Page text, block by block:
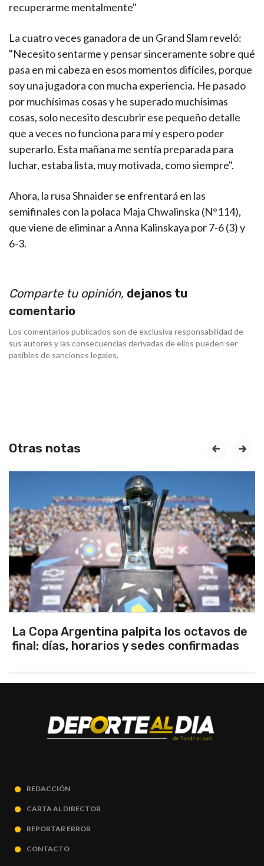
recuperarme mentalmente"
La cuatro veces ganadora de un Grand Slam reveló:
"Necesito sentarme y pensar sinceramente sobre qué
pasa en mi cabeza en esos momentos difíciles, porque
soy una jugadora con mucha experiencia. He pasado
por muchísimas cosas y he superado muchísimas
cosas, solo necesito descubrir ese pequeño detalle
que a veces no funciona para mí y espero poder
superarlo. Esta mañana me sentía preparada para
luchar, estaba lista, muy motivada, como siempre".
Ahora, la rusa Shnaider se enfrentará en las
semifinales con la polaca Maja Chwalinska (N°114),
que viene de eliminar a Anna Kalinskaya por 7-6 (3) y
6-3.
Comparte tu opinión, dejanos tu
comentario
Los comentarios publicados son de exclusiva responsabilidad de
sus autores y las consecuencias derivadas de ellos pueden ser
pasibles de sanciones legales.
Otras notas
de
Los seleccionados Sub 15 y Sub
Tandil ganaron en el debut
prev next
REDACCIÓN
CARTA AL DIRECTOR
REPORTAR ERROR
CONTACTO